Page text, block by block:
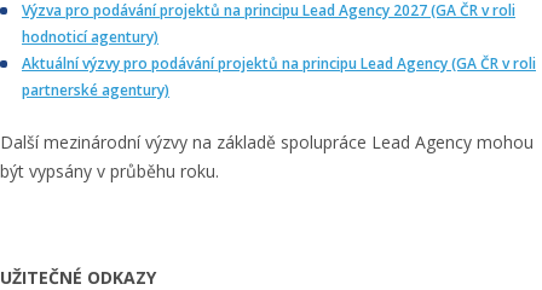
Výzva pro podávání projektů na principu Lead Agency 2027 (GA ČR v roli
hodnoticí agentury)
Aktuální výzvy pro podávání projektů na principu Lead Agency (GA ČR v roli
partnerské agentury)
Další mezinárodní výzvy na základě spolupráce Lead Agency mohou
být vypsány v průběhu roku.
UŽITEČNÉ ODKAZY